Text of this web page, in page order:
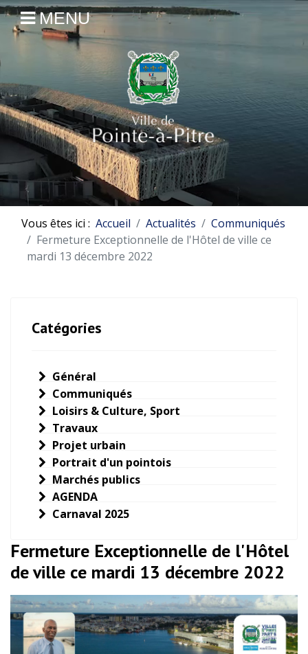
MENU
Vous êtes ici : Accueil Actualités
Communiqués
Fermeture Exceptionnelle de l'Hôtel de ville ce
mardi 13 décembre 2022
Catégories
Général
Communiqués
Loisirs & Culture, Sport
Travaux
Projet urbain
Portrait d'un pointois
Marchés publics
AGENDA
Carnaval 2025
Fermeture Exceptionnelle de l'Hôtel
de ville ce mardi 13 décembre 2022